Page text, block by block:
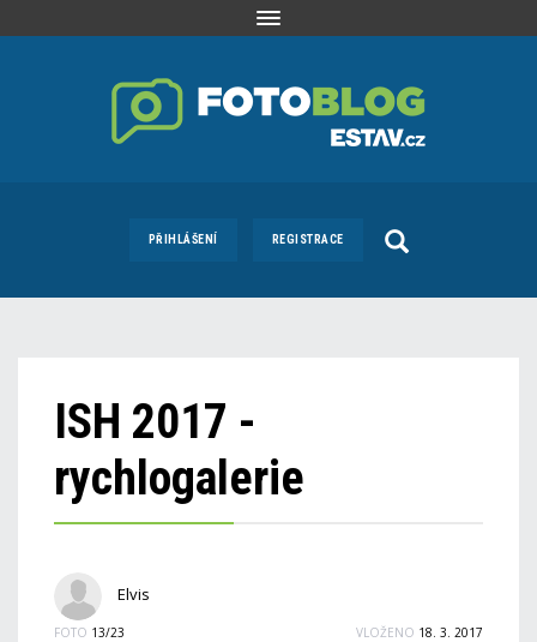
Toggle
PŘIHLÁŠENÍ REGISTRACE
ISH 2017 -
rychlogalerie
Elvis
FOTO 13/23 VLOŽENO 18. 3. 2017